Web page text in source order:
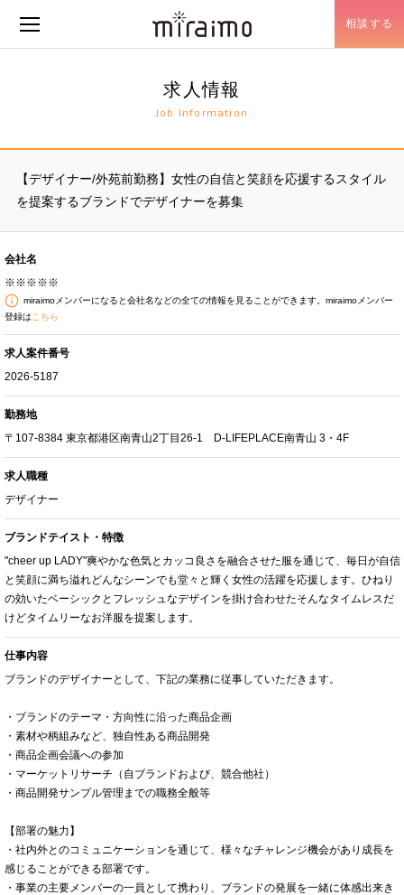
相談する
求人情報
Job Information
【デザイナー/外苑前勤務】女性の自信と笑顔を応援するスタイル
を提案するブランドでデザイナーを募集
会社名
※※※※※
miraimoメンバーになると会社名などの全ての情報を見ることができます。miraimoメンバー
登録は こちら
求人案件番号
2026-5187
勤務地
〒107-8384 東京都港区南青山2丁目26-1 D-LIFEPLACE南青山 3・4F
求人職種
デザイナー
ブランドテイスト・特徴
"cheer up LADY"爽やかな色気とカッコ良さを融合させた服を通じて、毎日が自信
と笑顔に満ち溢れどんなシーンでも堂々と輝く女性の活躍を応援します。ひねり
の効いたベーシックとフレッシュなデザインを掛け合わせたそんなタイムレスだ
けどタイムリーなお洋服を提案します。
仕事内容
ブランドのデザイナーとして、下記の業務に従事していただきます。
・ブランドのテーマ・方向性に沿った商品企画
・素材や柄組みなど、独自性ある商品開発
・商品企画会議への参加
・マーケットリサーチ（自ブランドおよび、競合他社）
・商品開発サンプル管理までの職務全般等
【部署の魅力】
・社内外とのコミュニケーションを通じて、様々なチャレンジ機会があり成長を
感じることができる部署です。
・事業の主要メンバーの一員として携わり、ブランドの発展を一緒に体感出来き